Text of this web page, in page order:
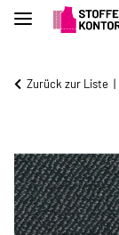
Zurück zur Liste